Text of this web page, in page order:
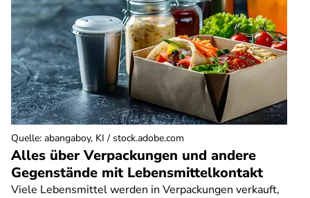
Alles über Verpackungen und andere
Gegenstände mit Lebensmittelkontakt
Viele Lebensmittel werden in Verpackungen verkauft,
Quelle: abangaboy, KI / stock.adobe.com